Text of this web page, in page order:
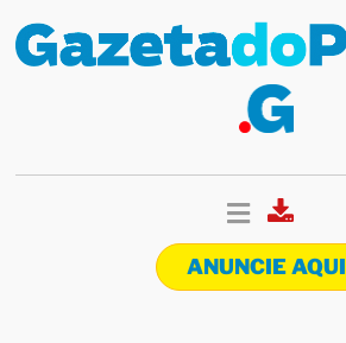
ANUNCIE AQUI